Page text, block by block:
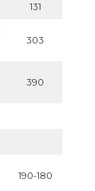
131
303
390
190-180